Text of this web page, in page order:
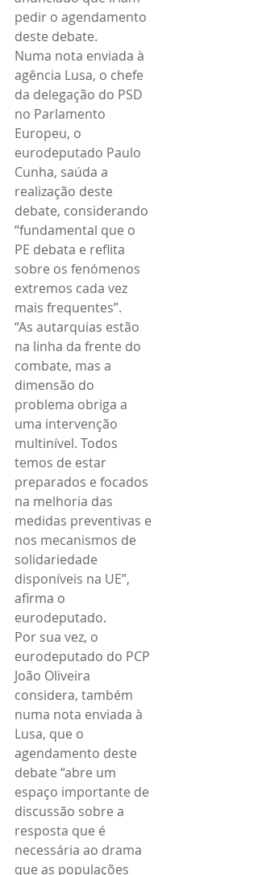
pedir o agendamento
deste debate.
Numa nota enviada à
agência Lusa, o chefe
da delegação do PSD
no Parlamento
Europeu, o
eurodeputado Paulo
Cunha, saúda a
realização deste
debate, considerando
“fundamental que o
PE debata e reflita
sobre os fenómenos
extremos cada vez
mais frequentes”.
“As autarquias estão
na linha da frente do
combate, mas a
dimensão do
problema obriga a
uma intervenção
multinível. Todos
temos de estar
preparados e focados
na melhoria das
medidas preventivas e
nos mecanismos de
solidariedade
disponíveis na UE”,
afirma o
eurodeputado.
Por sua vez, o
eurodeputado do PCP
João Oliveira
considera, também
numa nota enviada à
Lusa, que o
agendamento deste
debate “abre um
espaço importante de
discussão sobre a
resposta que é
necessária ao drama
que as populações